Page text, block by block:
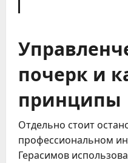
почерк и
принципы
Отдельно стоит
профессиональном
Герасимов